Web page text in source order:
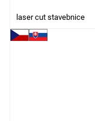
laser cut stavebnice